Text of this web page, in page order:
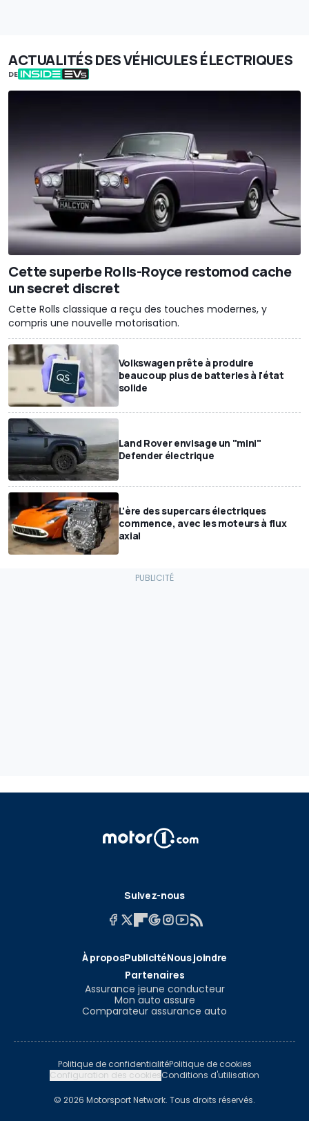
ACTUALITÉS DES VÉHICULES ÉLECTRIQUES
DE
Cette superbe Rolls-Royce restomod cache
un secret discret
Cette Rolls classique a reçu des touches modernes, y
compris une nouvelle motorisation.
Volkswagen prête à produire
beaucoup plus de batteries à l'état
solide
Land Rover envisage un "mini"
Defender électrique
L'ère des supercars électriques
commence, avec les moteurs à flux
axial
Suivez-nous
À proposPublicitéNous joindre
Partenaires
Assurance jeune conducteur
Mon auto assure
Comparateur assurance auto
Politique de confidentialitéPolitique de cookies
Configuration des cookiesConditions d'utilisation
© 2026 Motorsport Network. Tous droits réservés.